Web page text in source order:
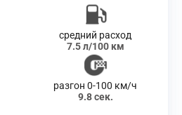
средний расход
7.5 л/100 км
разгон 0-100 км/ч
9.8 сек.